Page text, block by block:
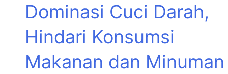
Dominasi Cuci Darah,
Hindari Konsumsi
Makanan dan Minuman